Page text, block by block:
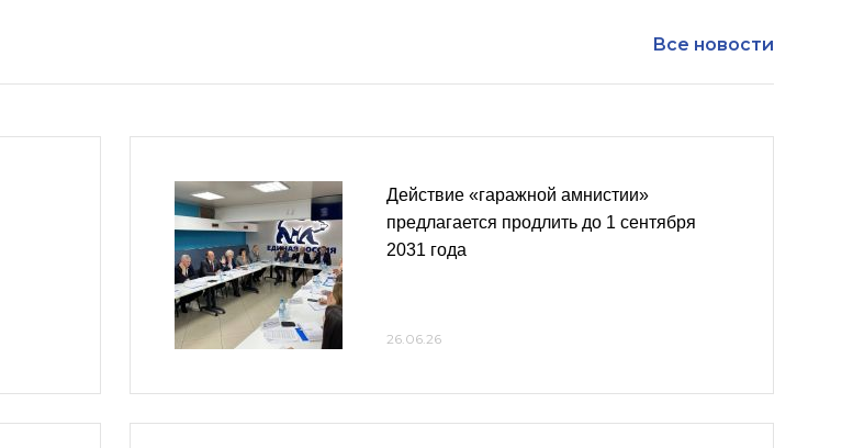
Все новости
Действие «гаражной амнистии»
предлагается продлить до 1 сентября
2031 года
26.06.26